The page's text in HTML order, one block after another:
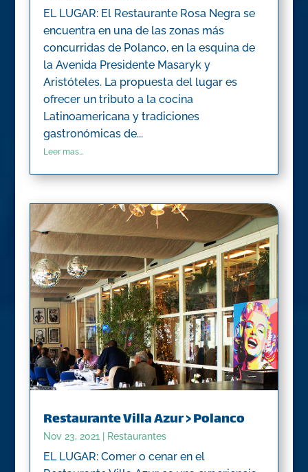
EL LUGAR: El Restaurante Rosa Negra se
encuentra en una de las zonas más
concurridas de Polanco, en la esquina de
la Avenida Presidente Masaryk y
Aristóteles. La propuesta del lugar es
ofrecer un tributo a la cocina
Latinoamericana y tradiciones
gastronómicas de...
Leer mas...
Restaurante Villa Azur > Polanco
Nov 23, 2021 Restaurantes
EL LUGAR: Comer o cenar en el